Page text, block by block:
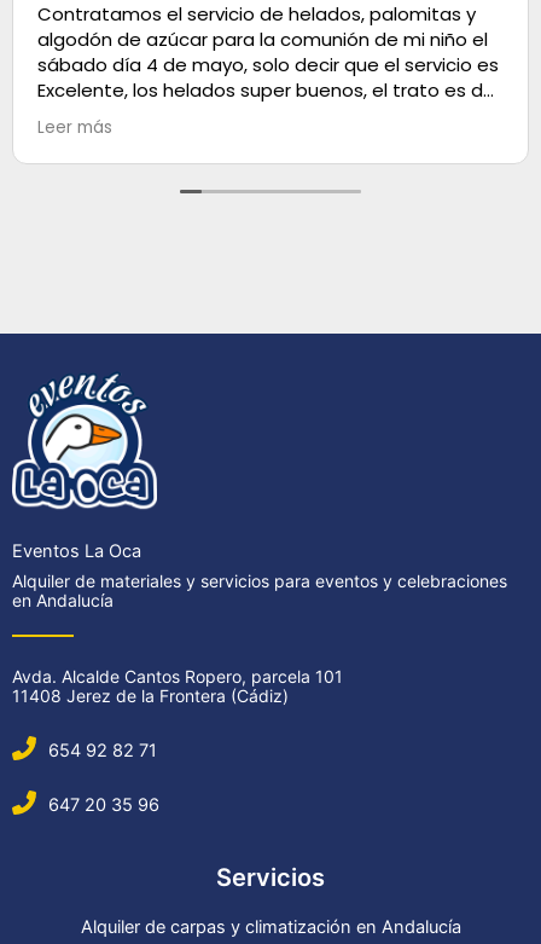
Contratamos el servicio de helados, palomitas y
algodón de azúcar para la comunión de mi niño el
sábado día 4 de mayo, solo decir que el servicio es
Excelente, los helados super buenos, el trato es de
100. Muchas gracias
Leer más
Eventos La Oca
Alquiler de materiales y servicios para eventos y celebraciones
en Andalucía
Avda. Alcalde Cantos Ropero, parcela 101
11408 Jerez de la Frontera (Cádiz)
654 92 82 71
647 20 35 96
Servicios
Alquiler de carpas y climatización en Andalucía